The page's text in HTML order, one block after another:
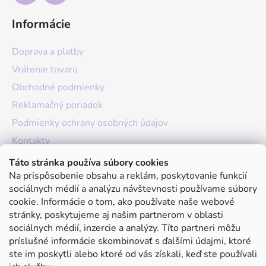
Táto stránka používa súbory cookies
Na prispôsobenie obsahu a reklám, poskytovanie funkcií
sociálnych médií a analýzu návštevnosti používame súbory
cookie. Informácie o tom, ako používate naše webové
stránky, poskytujeme aj našim partnerom v oblasti
sociálnych médií, inzercie a analýzy. Títo partneri môžu
príslušné informácie skombinovať s ďalšími údajmi, ktoré
ste im poskytli alebo ktoré od vás získali, keď ste používali
Informácie
Doprava a platby
Vrátenie tovaru
Obchodné podmienky
Reklamačný poriadok
Podmienky ochrany osobných údajov
Kontakty
O nás
Hodnotenie obchodu
Moja objednávka
Instagram